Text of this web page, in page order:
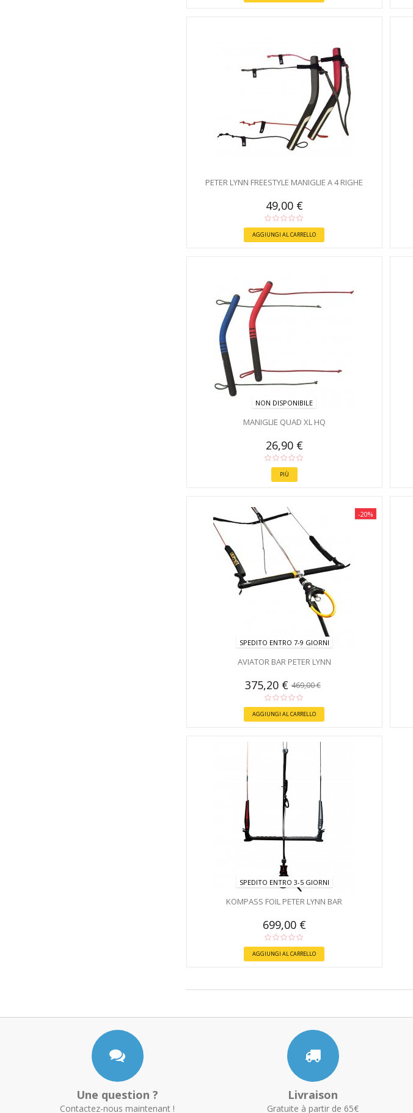
PETER LYNN FREESTYLE MANIGLIE A 4 RIGHE
49,00 €
AGGIUNGI AL CARRELLO
NON DISPONIBILE
MANIGLIE QUAD XL HQ
26,90 €
PIÙ
-20%
SPEDITO ENTRO 7-9 GIORNI
AVIATOR BAR PETER LYNN
375,20 € 469,00 €
AGGIUNGI AL CARRELLO
SPEDITO ENTRO 3-5 GIORNI
KOMPASS FOIL PETER LYNN BAR
699,00 €
AGGIUNGI AL CARRELLO
Une question ?
Contactez-nous maintenant !
Livraison
Gratuite à partir de 65€